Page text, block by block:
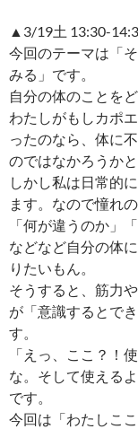
▲3/19土 13:30-
今回のテーマは「
みる」です。
自分の体のことを
わたしがもしカポ
ったのなら、体に
のではなかろうかと
しかし私は日常的
ます。なので憧れ
「何が違うのか」
などなど自分の体
りたいもん。
そうすると、筋力
が「意識するとで
す。
「えっ、ここ？！
な。そして使える
です。
今回は「わたしこ